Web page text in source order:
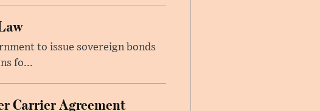
to issue sovereign bonds
fo...
Carrier Agreement